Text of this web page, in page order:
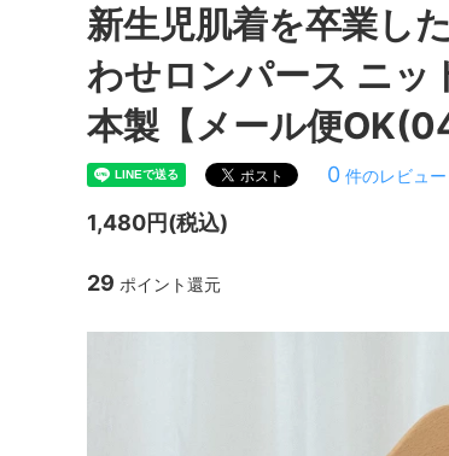
新生児肌着を卒業し
わせロンパース ニ
本製【メール便
0 件のレビュー
1,480円(税込)
29 ポイント還元